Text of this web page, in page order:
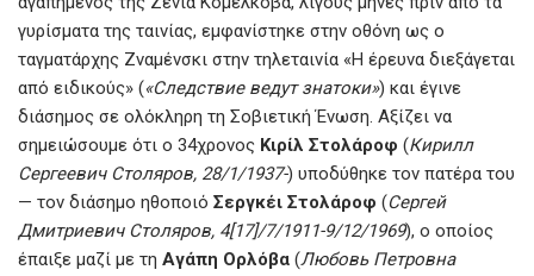
γυρίσματα της ταινίας, εμφανίστηκε στην οθόνη ως ο
ταγματάρχης Ζναμένσκι στην τηλεταινία «Η έρευνα διεξάγεται
από ειδικούς» («Следствие ведут знатоки») και έγινε
διάσημος σε ολόκληρη τη Σοβιετική Ένωση. Αξίζει να
σημειώσουμε ότι ο 34χρονος Κιρίλ Στολάροφ (Кирилл
Сергеевич Столяров, 28/1/1937-) υποδύθηκε τον πατέρα του
— τον διάσημο ηθοποιό Σεργκέι Στολάροφ (Сергей
Дмитриевич Столяров, 4[17]/7/1911-9/12/1969), ο οποίος
έπαιξε μαζί με τη Αγάπη Ορλόβα (Любовь Петровна